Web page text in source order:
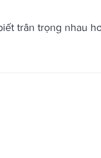
trân trọng nhau